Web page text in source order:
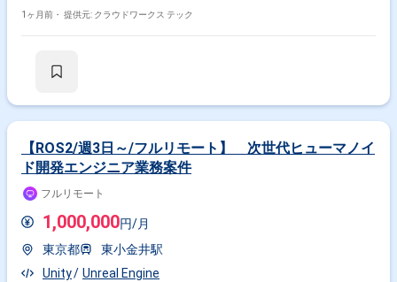
ィ課題を構造的に整理し、最適なアーキテクチャの設計・提案から、 実効
プロジェクトを成功に導くことが期待されています 。 【業務内容・担当
の運用設計・定着支援 担当工程：【要件定義・設計・保守運用】 【チー
ム体制】 ・セキュリティコンサルタント/アーキテクト 【開始日】5月1日
想定 【単価】スキル見合い 【働き方】 ・稼働量：100％が理想ですが応
相談 ・リモート稼働：一部リモート（リモート併用可/案件により顧客先
訪問あり） ※参画当初はキャッチアップのためにオンサイトでのご対応を
いただける方 関わるサービス・プロダクト ■ 関わるサービス・プロダクト
クライアント企業（大学・政府機関・製造・製薬・金融等）向けの次世代
セキュリティアーキテクチャ ■ 企業について 企業のデジタル活用に伴う高
度なセキュリティ要求に対し、単なる製品導入に留まらず、 現場の制約を
踏まえた「運用で回り、更新され続ける」実効性の高い支援を提供する企
1ヶ月前・ 提供元: クラウドワークス テック
【ROS2/週3日～/フルリモート】 次世代ヒューマノイ
ド開発エンジニア業務案件
フルリモート
1,000,000円/月
東京都
東小金井駅
Unity
Unreal Engine